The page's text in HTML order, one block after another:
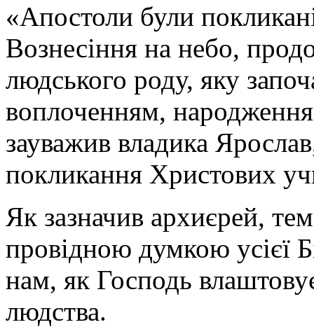
«Апостоли були
Вознесіння на небо,
людського роду, яку
воплоченням,
зауважив владика
покликання Христових
Як зазначив архиєрей,
провідною думкою усієї
нам, як Господь
людства.